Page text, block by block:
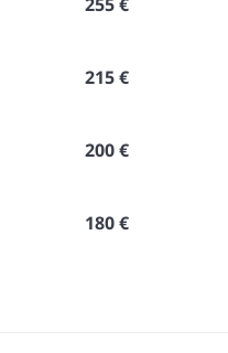
215 €
200 €
180 €